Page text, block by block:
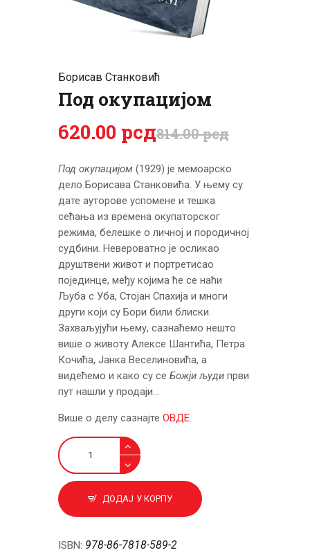
ЦЕНОВНИК
Борисав Станковић
Под окупацијом
814.00рсд
620.00 рсд
Под окупацијом (1929) је мемоарско
дело Борисава Станко­вића. У њему су
дате ауторове успомене и тешка
сећања из времена окупаторског
режима, белешке о личној и породичној
судбини. Невероватно је осликао
друштвени живот и портретисао
појединце, међу којима ће се наћи
Љуба с Уба, Стојан Спахија и многи
други који су Бори били блиски.
Захваљујући њему, сазнаћемо нешто
више о животу Алексе Шантића, Петра
Кочића, Јанка Веселиновића, а
видећемо и како су се Божји људи први
пут нашли у продаји…
Више о делу сазнајте ОВДЕ.
Под
окупацијом
количина
ДОДАЈ У КОРПУ
ISBN: 978-86-7818-589-2